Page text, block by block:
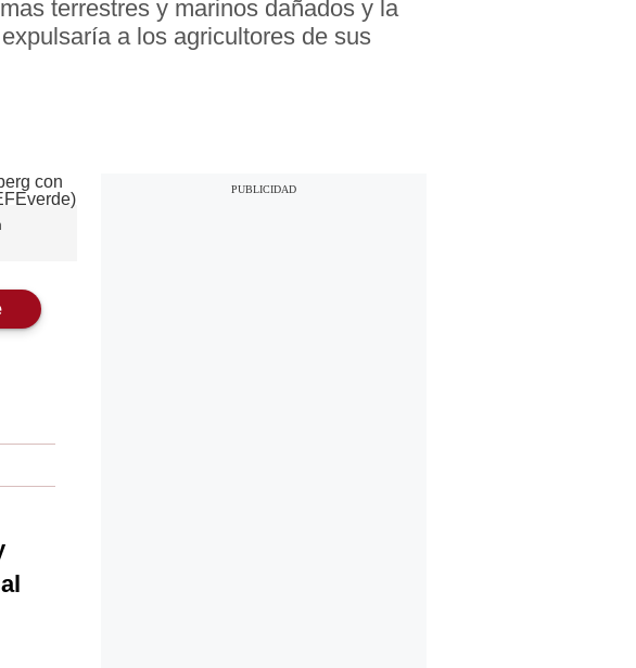
terrestres y marinos dañados y la
a los agricultores de sus